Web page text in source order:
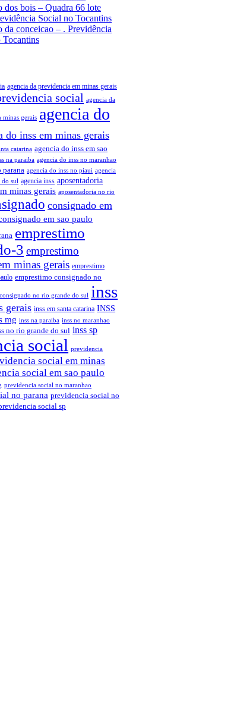
dos bois – Quadra 66 lote
Social no Tocantins
da conceicao – . Previdência
Tocantins
agencia da previdencia em minas gerais
social agencia da
minas gerais agencia do
do inss em minas gerais
catarina agencia do inss em sao
na paraiba agencia do inss no maranhao
parana agencia do inss no piaui agencia
sul agencia inss aposentadoria
minas gerais aposentadoria no rio
consignado em
em sao paulo
emprestimo
3 emprestimo
minas gerais emprestimo
emprestimo consignado no
no rio grande do sul inss
gerais inss em santa catarina INSS
mg inss na paraiba inss no maranhao
no rio grande do sul inss sp
social previdencia
social em minas
social em sao paulo
previdencia social no maranhao
no parana previdencia social no
social sp